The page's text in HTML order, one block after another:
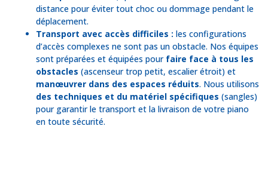
distance pour éviter tout choc ou dommage pendant le
déplacement.
Transport avec accès difficiles : les configurations
d’accès complexes ne sont pas un obstacle. Nos équipes
sont préparées et équipées pour faire face à tous les
obstacles (ascenseur trop petit, escalier étroit) et
manœuvrer dans des espaces réduits. Nous utilisons
des techniques et du matériel spécifiques (sangles)
pour garantir le transport et la livraison de votre piano
en toute sécurité.